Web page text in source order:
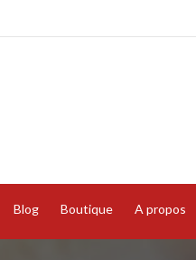
Blog Boutique A propos